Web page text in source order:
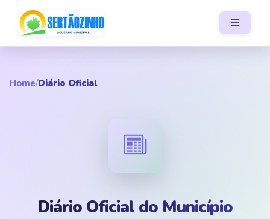
Home/Diário Oficial
Diário Oficial do Município